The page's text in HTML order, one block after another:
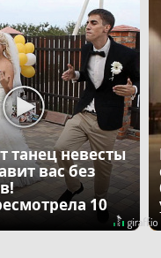
танец невесты
вас без
10